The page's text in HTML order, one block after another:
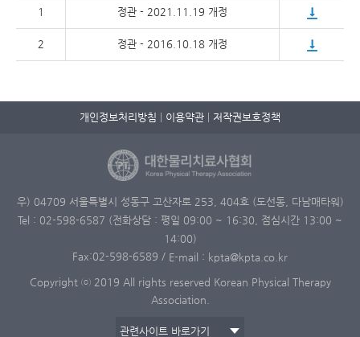
1 정관 - 2021.11.19 개정
2 정관 - 2016.10.18 개정
개인정보처리방침 이용약관 저작권보호정책
우) 04709 서울특별시 성동구 고산자로 253, 404호 (도선동, 다남매타워)
Tel : 02-598-6587 (전화상담 : 평일 09:00 ~ 16:30, 점심시간 13:00 ~
14:00)
Fax:02-598-6589 / E-mail : kpta@kpta.co.kr
Copyright ⓒ 2019 All rights reserved Korean Physical Therapy
Association.